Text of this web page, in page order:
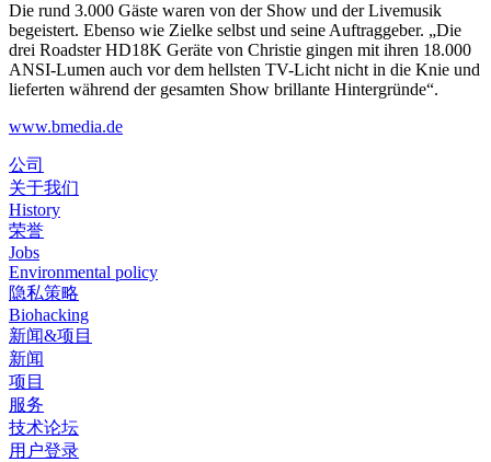
Die rund 3.000 Gäste waren von der Show und der Livemusik
begeistert. Ebenso wie Zielke selbst und seine Auftraggeber. „Die
drei Roadster HD18K Geräte von Christie gingen mit ihren 18.000
ANSI-Lumen auch vor dem hellsten TV-Licht nicht in die Knie und
lieferten während der gesamten Show brillante Hintergründe“.
www.bmedia.de
公司
关于我们
History
荣誉
Jobs
Environmental policy
隐私策略
Biohacking
新闻&项目
新闻
项目
服务
技术论坛
用户登录